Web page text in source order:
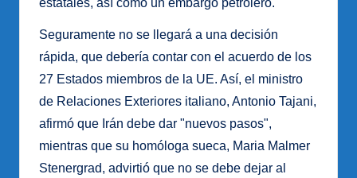
estatales, así como un embargo petrolero.
Seguramente no se llegará a una decisión
rápida, que debería contar con el acuerdo de los
27 Estados miembros de la UE. Así, el ministro
de Relaciones Exteriores italiano, Antonio Tajani,
afirmó que Irán debe dar "nuevos pasos",
mientras que su homóloga sueca, Maria Malmer
Stenergrad, advirtió que no se debe dejar al